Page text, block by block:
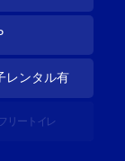
レンタル有
リートイレ